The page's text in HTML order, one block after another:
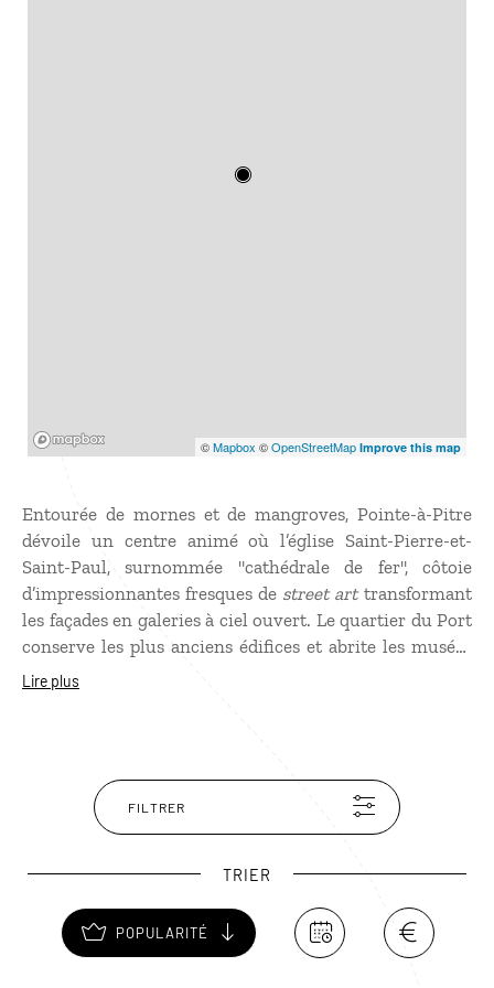
©Mapbox ©OpenStreetMap Improve this map
Entourée de mornes et de mangroves, Pointe-à-Pitre
dévoile un centre animé où l’église Saint-Pierre-et-
Saint-Paul, surnommée "cathédrale de fer", côtoie
d’impressionnantes fresques de street arttransformant
les façades en galeries à ciel ouvert. Le quartier du Port
conserve les plus anciens édifices et abrite les musées
Schœlcher et Saint-John Perse ainsi que le Centre des
aussi dans ses marchés populaires, notamment celui de
Saint-Antoine, sous sa grande halle métallique où
flottent les senteurs d’épices et une ambiance
fait résonner la ville aux rythmes des musiques créoles
et du jazz contemporain.
Lire plus
FILTRER
TRIER
POPULARITÉ